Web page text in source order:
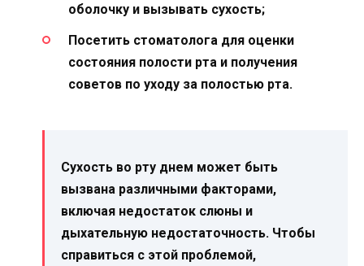
оболочку и вызывать сухость;
Посетить стоматолога для оценки
состояния полости рта и получения
советов по уходу за полостью рта.
Сухость во рту днем может быть
вызвана различными факторами,
включая недостаток слюны и
дыхательную недостаточность. Чтобы
справиться с этой проблемой,